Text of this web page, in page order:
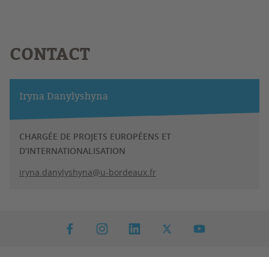
CONTACT
Iryna Danylyshyna
CHARGÉE DE PROJETS EUROPÉENS ET
D’INTERNATIONALISATION
iryna.danylyshyna@u-bordeaux.fr